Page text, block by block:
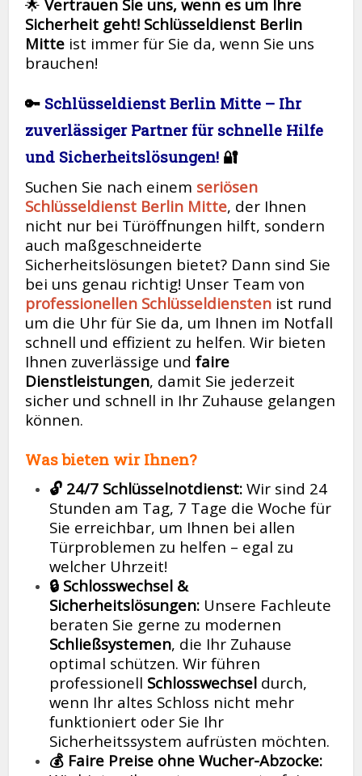
🌟Vertrauen Sie uns, wenn es um Ihre
Sicherheit geht! Schlüsseldienst Berlin
Mitte ist immer für Sie da, wenn Sie uns
brauchen!
🔑 Schlüsseldienst Berlin Mitte – Ihr
zuverlässiger Partner für schnelle Hilfe
und Sicherheitslösungen! 🔐
Suchen Sie nach einem seriösen
Schlüsseldienst Berlin Mitte, der Ihnen
nicht nur bei Türöffnungen hilft, sondern
auch maßgeschneiderte
Sicherheitslösungen bietet? Dann sind Sie
bei uns genau richtig! Unser Team von
professionellen Schlüsseldiensten ist rund
um die Uhr für Sie da, um Ihnen im Notfall
schnell und effizient zu helfen. Wir bieten
Ihnen zuverlässige undfaire
Dienstleistungen, damit Sie jederzeit
sicher und schnell in Ihr Zuhause gelangen
können.
Was bieten wir Ihnen?
🔓 24/7 Schlüsselnotdienst: Wir sind 24
Stunden am Tag, 7 Tage die Woche für
Sie erreichbar, um Ihnen bei allen
Türproblemen zu helfen – egal zu
welcher Uhrzeit!
🔒 Schlosswechsel &
Sicherheitslösungen: Unsere Fachleute
beraten Sie gerne zu modernen
Schließsystemen, die Ihr Zuhause
optimal schützen. Wir führen
professionell Schlosswechsel durch,
wenn Ihr altes Schloss nicht mehr
funktioniert oder Sie Ihr
Sicherheitssystem aufrüsten möchten.
💰 Faire Preise ohne Wucher-Abzocke: